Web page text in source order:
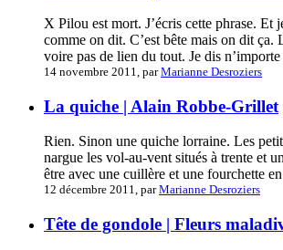
X Pilou est mort. J’écris cette phrase.
comme on dit. C’est bête mais on dit
voire pas de lien du tout. Je dis
14 novembre 2011, parMarianne Desroziers
La quiche | Alain Robbe-Grillet
Rien. Sinon une quiche lorraine. Les
nargue les vol-au-vent situés à trente et
être avec une cuillère et une fourchette
12 décembre 2011, parMarianne Desroziers
Tête de gondole | Fleurs